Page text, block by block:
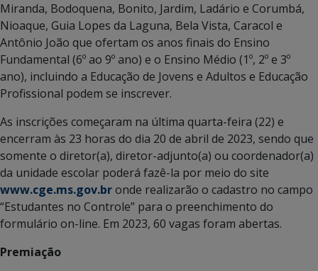
Miranda, Bodoquena, Bonito, Jardim, Ladário e Corumbá,
Nioaque, Guia Lopes da Laguna, Bela Vista, Caracol e
Antônio João que ofertam os anos finais do Ensino
Fundamental (6º ao 9º ano) e o Ensino Médio (1º, 2º e 3º
ano), incluindo a Educação de Jovens e Adultos e Educação
Profissional podem se inscrever.
As inscrições começaram na última quarta-feira (22) e
encerram às 23 horas do dia 20 de abril de 2023, sendo que
somente o diretor(a), diretor-adjunto(a) ou coordenador(a)
da unidade escolar poderá fazê-la por meio do site
www.cge.ms.gov.bronde realizarão o cadastro no campo
“Estudantes no Controle” para o preenchimento do
formulário on-line. Em 2023, 60 vagas foram abertas.
Premiação